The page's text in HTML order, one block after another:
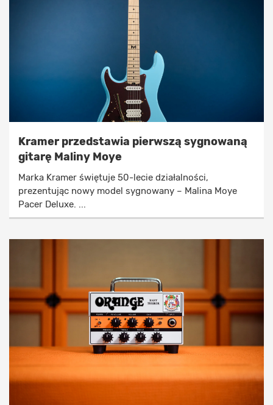
Kramer przedstawia pierwszą sygnowaną
gitarę Maliny Moye
Marka Kramer świętuje 50-lecie działalności,
prezentując nowy model sygnowany – Malina Moye
Pacer Deluxe. ...